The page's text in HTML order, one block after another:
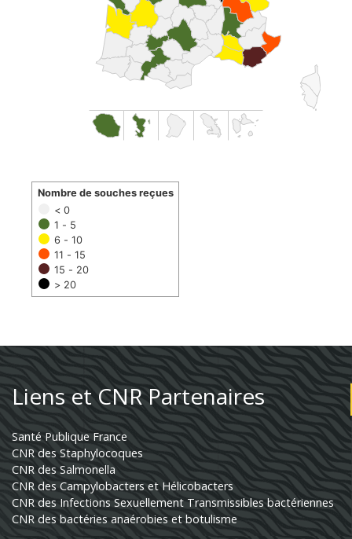
< 0
1 - 5
6 - 10
11 - 15
15 - 20
> 20
Nombre de souches reçues
Liens et CNR Partenaires
Santé Publique France
CNR des Staphylocoques
CNR des Salmonella
CNR des Campylobacters et Hélicobacters
CNR des Infections Sexuellement Transmissibles bactériennes
CNR des bactéries anaérobies et botulisme